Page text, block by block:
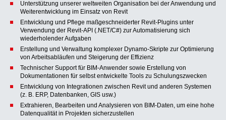
Unterstützung unserer weltweiten Organisation bei der Anwendung und
Weiterentwicklung im Einsatz von Revit
Entwicklung und Pflege maßgeschneiderter Revit-Plugins unter
Verwendung der Revit-API (.NET/C#) zur Automatisierung sich
wiederholender Aufgaben
Erstellung und Verwaltung komplexer Dynamo-Skripte zur Optimierung
von Arbeitsabläufen und Steigerung der Effizienz
Technischer Support für BIM-Anwender sowie Erstellung von
Dokumentationen für selbst entwickelte Tools zu Schulungszwecken
Entwicklung von Integrationen zwischen Revit und anderen Systemen
(z. B. ERP, Datenbanken, GIS usw.)
Extrahieren, Bearbeiten und Analysieren von BIM-Daten, um eine hohe
Datenqualität in Projekten sicherzustellen